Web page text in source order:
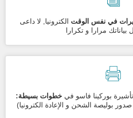
في نفس الوقت الكترونيا, لا داعى
بياناتك مرارا و تكرارا
بوركينا فاسو في خطوات بسيطة:
صدور بوليصة الشحن و الإعادة الكترونيا)